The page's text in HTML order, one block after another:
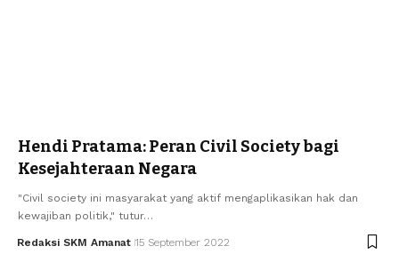
Hendi Pratama: Peran Civil Society bagi
Kesejahteraan Negara
"Civil society ini masyarakat yang aktif mengaplikasikan hak dan
kewajiban politik," tutur…
Redaksi SKM Amanat 15 September 2022